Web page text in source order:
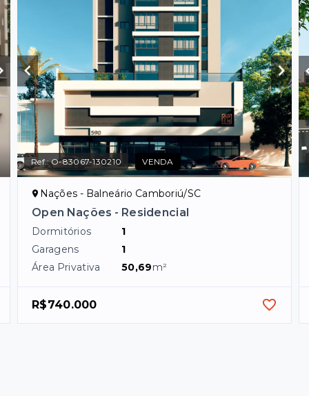
Ref.:O-83067-130210 VENDA
Nações - Balneário Camboriú/SC
Open Nações - Residencial
Dormitórios
1
Garagens
1
Área Privativa
50,69m²
R$740.000